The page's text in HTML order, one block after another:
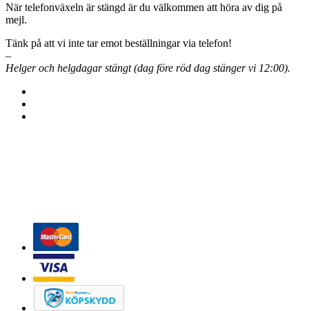
När telefonväxeln är stängd är du välkommen att höra av dig på
mejl.
Tänk på att vi inte tar emot beställningar via telefon!
–
Helger och helgdagar stängt (dag före röd dag stänger vi 12:00).